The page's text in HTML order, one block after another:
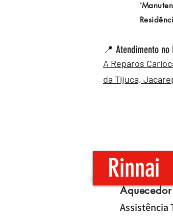
"
📍 Atendimento no
A Reparos
da Tijuca,
Rinnai
Assistência